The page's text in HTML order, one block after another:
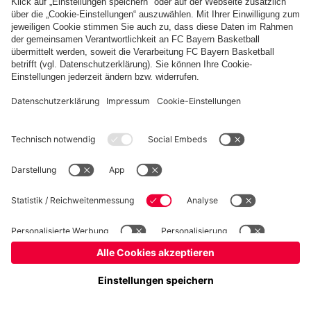
Kinder- und Jugendschutz Hinweisgebersystem FAQ Kontakt
Verträge hier kündigen Cookie-Einstellungen